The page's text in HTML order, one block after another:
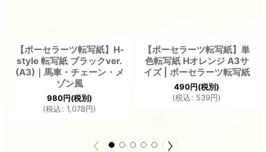
【ポーセラーツ転写紙】H-
style 転写紙 ブラックver.
(A3)｜馬車・チェーン・メ
ゾン風
980円(税別)
(税込: 1,078円)
【ポーセラーツ転写紙】単
色転写紙 Hオレンジ A3サ
イズ | ポーセラーツ転写紙
490円(税別)
(税込: 539円)